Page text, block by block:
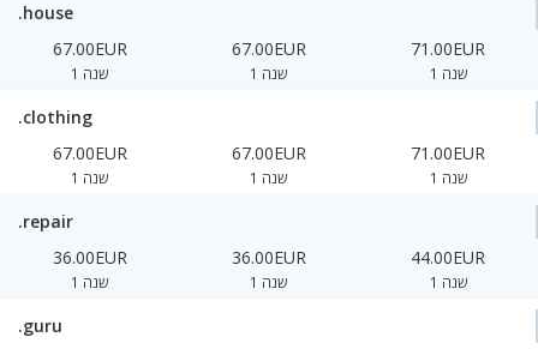
.house
67.00EUR
1 שנה
67.00EUR
1 שנה
71.00EUR
1 שנה
.clothing
67.00EUR
1 שנה
67.00EUR
1 שנה
71.00EUR
1 שנה
.repair
36.00EUR
1 שנה
36.00EUR
1 שנה
44.00EUR
1 שנה
.guru